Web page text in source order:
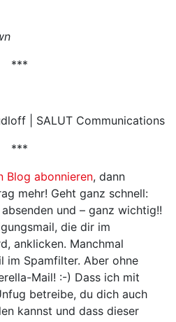
***
| SALUT Communications
***
Blog abonnieren, dann
mehr! Geht ganz schnell:
und – ganz wichtig!!
die dir im
anklicken. Manchmal
im Spamfilter. Aber ohne
Mail! :-) Dass ich mit
betreibe, du dich auch
kannst und dass dieser